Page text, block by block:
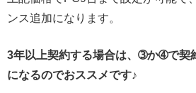
ンス追加になります。
3年以上契約する場合は、➂か➃で契
になるのでおススメです♪